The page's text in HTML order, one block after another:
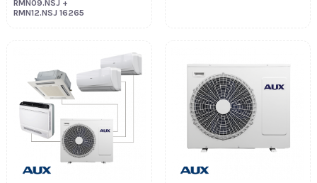
RMN09.NSJ +
RMN12.NSJ 16265